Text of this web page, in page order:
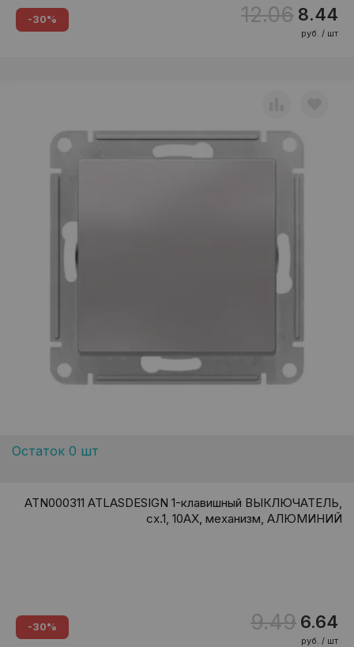
-30% 12.06 8.44
руб. / шт
Остаток 0 шт
ATN000311 ATLASDESIGN 1-клавишный ВЫКЛЮЧАТЕЛЬ,
сх.1, 10АХ, механизм, АЛЮМИНИЙ
-30% 9.49 6.64
руб. / шт